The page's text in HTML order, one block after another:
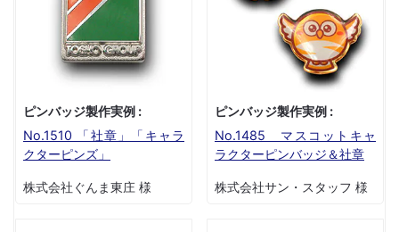
ピンバッジ製作実例 :
No.1510 「社章」「キャラ
クターピンズ」
株式会社ぐんま東庄 様
ピンバッジ製作実例 :
No.1485 マスコットキャ
ラクターピンバッジ＆社章
株式会社サン・スタッフ 様